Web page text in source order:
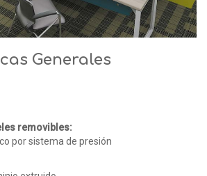
Generales
removibles:
por sistema de presión